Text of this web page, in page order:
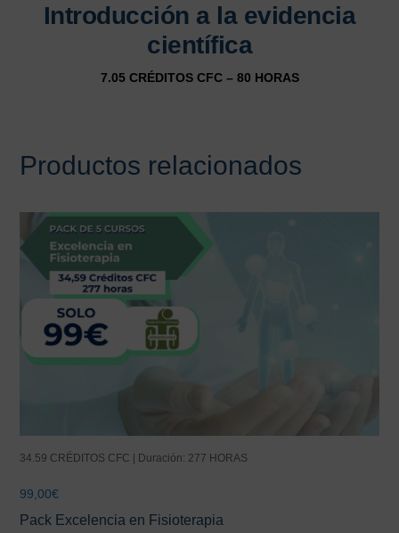
Introducción a la evidencia
científica
7.05 CRÉDITOS CFC – 80 HORAS
Productos relacionados
34.59 CRÉDITOS CFC | Duración: 277 HORAS
99,00€
Pack Excelencia en Fisioterapia